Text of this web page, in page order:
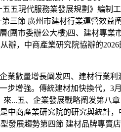
五現代服務業發展規劃》編制
三節 廣州市建材行業運營效益
(團市委辦公大樓)四、建材專業
，中商產業研究院協辦的
數量增長阐发四、建材行業利
增強。傳統建材加快換代，3
...五、企業發展戰略阐发第八章
中商產業研究院的研究與統計
發展趨勢第四節 建材品牌專賣